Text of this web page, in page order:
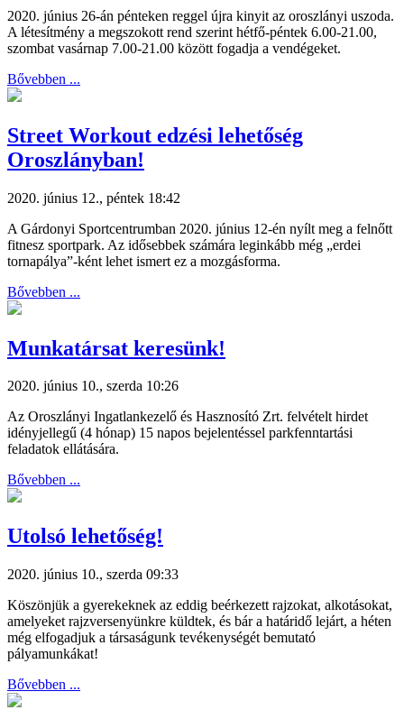
2020. június 26-án pénteken reggel újra kinyit az oroszlányi uszoda.
A létesítmény a megszokott rend szerint hétfő-péntek 6.00-21.00,
szombat vasárnap 7.00-21.00 között fogadja a vendégeket.
Bővebben ...
Street Workout edzési lehetőség
Oroszlányban!
2020. június 12., péntek 18:42
A Gárdonyi Sportcentrumban 2020. június 12-én nyílt meg a felnőtt
fitnesz sportpark. Az idősebbek számára leginkább még „erdei
tornapálya”-ként lehet ismert ez a mozgásforma.
Bővebben ...
Munkatársat keresünk!
2020. június 10., szerda 10:26
Az Oroszlányi Ingatlankezelő és Hasznosító Zrt. felvételt hirdet
idényjellegű (4 hónap) 15 napos bejelentéssel parkfenntartási
feladatok ellátására.
Bővebben ...
Utolsó lehetőség!
2020. június 10., szerda 09:33
Köszönjük a gyerekeknek az eddig beérkezett rajzokat, alkotásokat,
amelyeket rajzversenyünkre küldtek, és bár a határidő lejárt, a héten
még elfogadjuk a társaságunk tevékenységét bemutató
pályamunkákat!
Bővebben ...